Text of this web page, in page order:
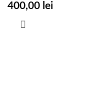
400,00 lei